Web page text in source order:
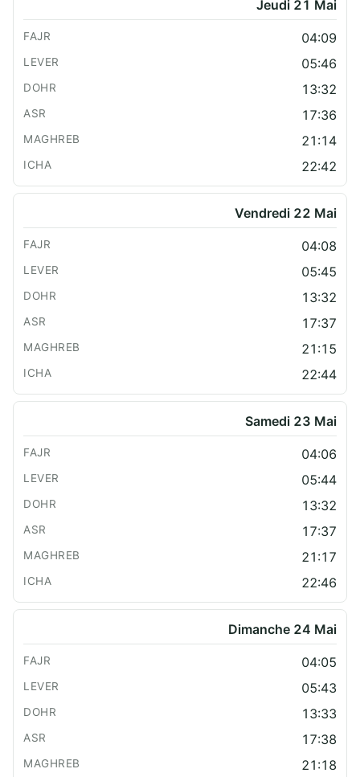
Jeudi 21 Mai
04:09
05:46
13:32
17:36
21:14
22:42
Vendredi 22 Mai
04:08
05:45
13:32
17:37
21:15
22:44
Samedi 23 Mai
04:06
05:44
13:32
17:37
21:17
22:46
Dimanche 24 Mai
04:05
05:43
13:33
17:38
21:18